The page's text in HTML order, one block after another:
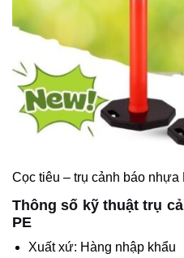
Cọc tiêu – trụ cảnh báo nhựa
Thông số kỹ thuật trụ
PE
Xuất xứ: Hàng nhập khẩu